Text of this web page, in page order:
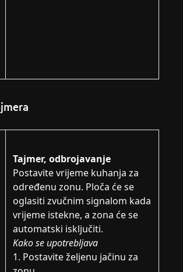
Tajmer, odbrojavanje
Postavite vrijeme kuhanja za
određenu zonu. Ploča će se
oglasiti zvučnim signalom kada
vrijeme istekne, a zona će se
automatski isključiti.
Kako se upotrebljava
1. Postavite željenu jačinu za